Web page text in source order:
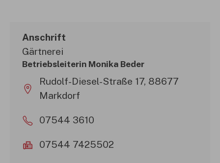
Anschrift
Gärtnerei
Betriebsleiterin Monika Beder
Rudolf-Diesel-Straße 17, 88677
Markdorf
07544 3610
07544 7425502